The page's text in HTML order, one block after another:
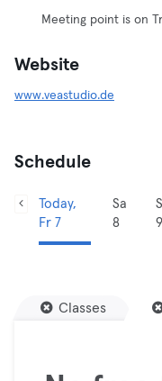
Meeting point is on
Website
www.veastudio.de
Schedule
Today,
Fr 7
Sa
8
9
Classes